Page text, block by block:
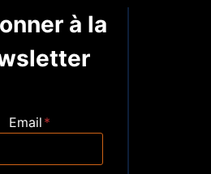
à la
Email *